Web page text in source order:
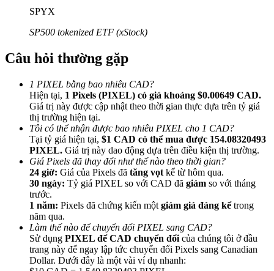
Đối tác Bitrue
Lên đến 65% hoa hồng!
Giới thiệu
Mời một người bạn để nhận phần thưởng tiền mặt
Deposit CASHCAT & Win
SPYX
SP500 tokenized ETF (xStock)
Câu hỏi thường gặp
1 PIXEL bằng bao nhiêu CAD?
Hiện tại, 1 Pixels (PIXEL) có giá khoảng $0.00649 CAD.
Giá trị này được cập nhật theo thời gian thực dựa trên tỷ giá
thị trường hiện tại.
Tôi có thể nhận được bao nhiêu PIXEL cho 1 CAD?
Tại tỷ giá hiện tại, $1 CAD có thể mua được 154.08320493
PIXEL. Giá trị này dao động dựa trên điều kiện thị trường.
Giá Pixels đã thay đổi như thế nào theo thời gian?
24 giờ: Giá của Pixels đã tăng vọt kể từ hôm qua.
30 ngày: Tỷ giá PIXEL so với CAD đã giảm so với tháng
trước.
1 năm: Pixels đã chứng kiến một giảm giá đáng kểtrong
năm qua.
Làm thế nào để chuyển đổi PIXEL sang CAD?
Sử dụng PIXEL để CAD chuyển đổi của chúng tôi ở đầu
trang này để ngay lập tức chuyển đổi Pixels sang Canadian
Dollar. Dưới đây là một vài ví dụ nhanh: